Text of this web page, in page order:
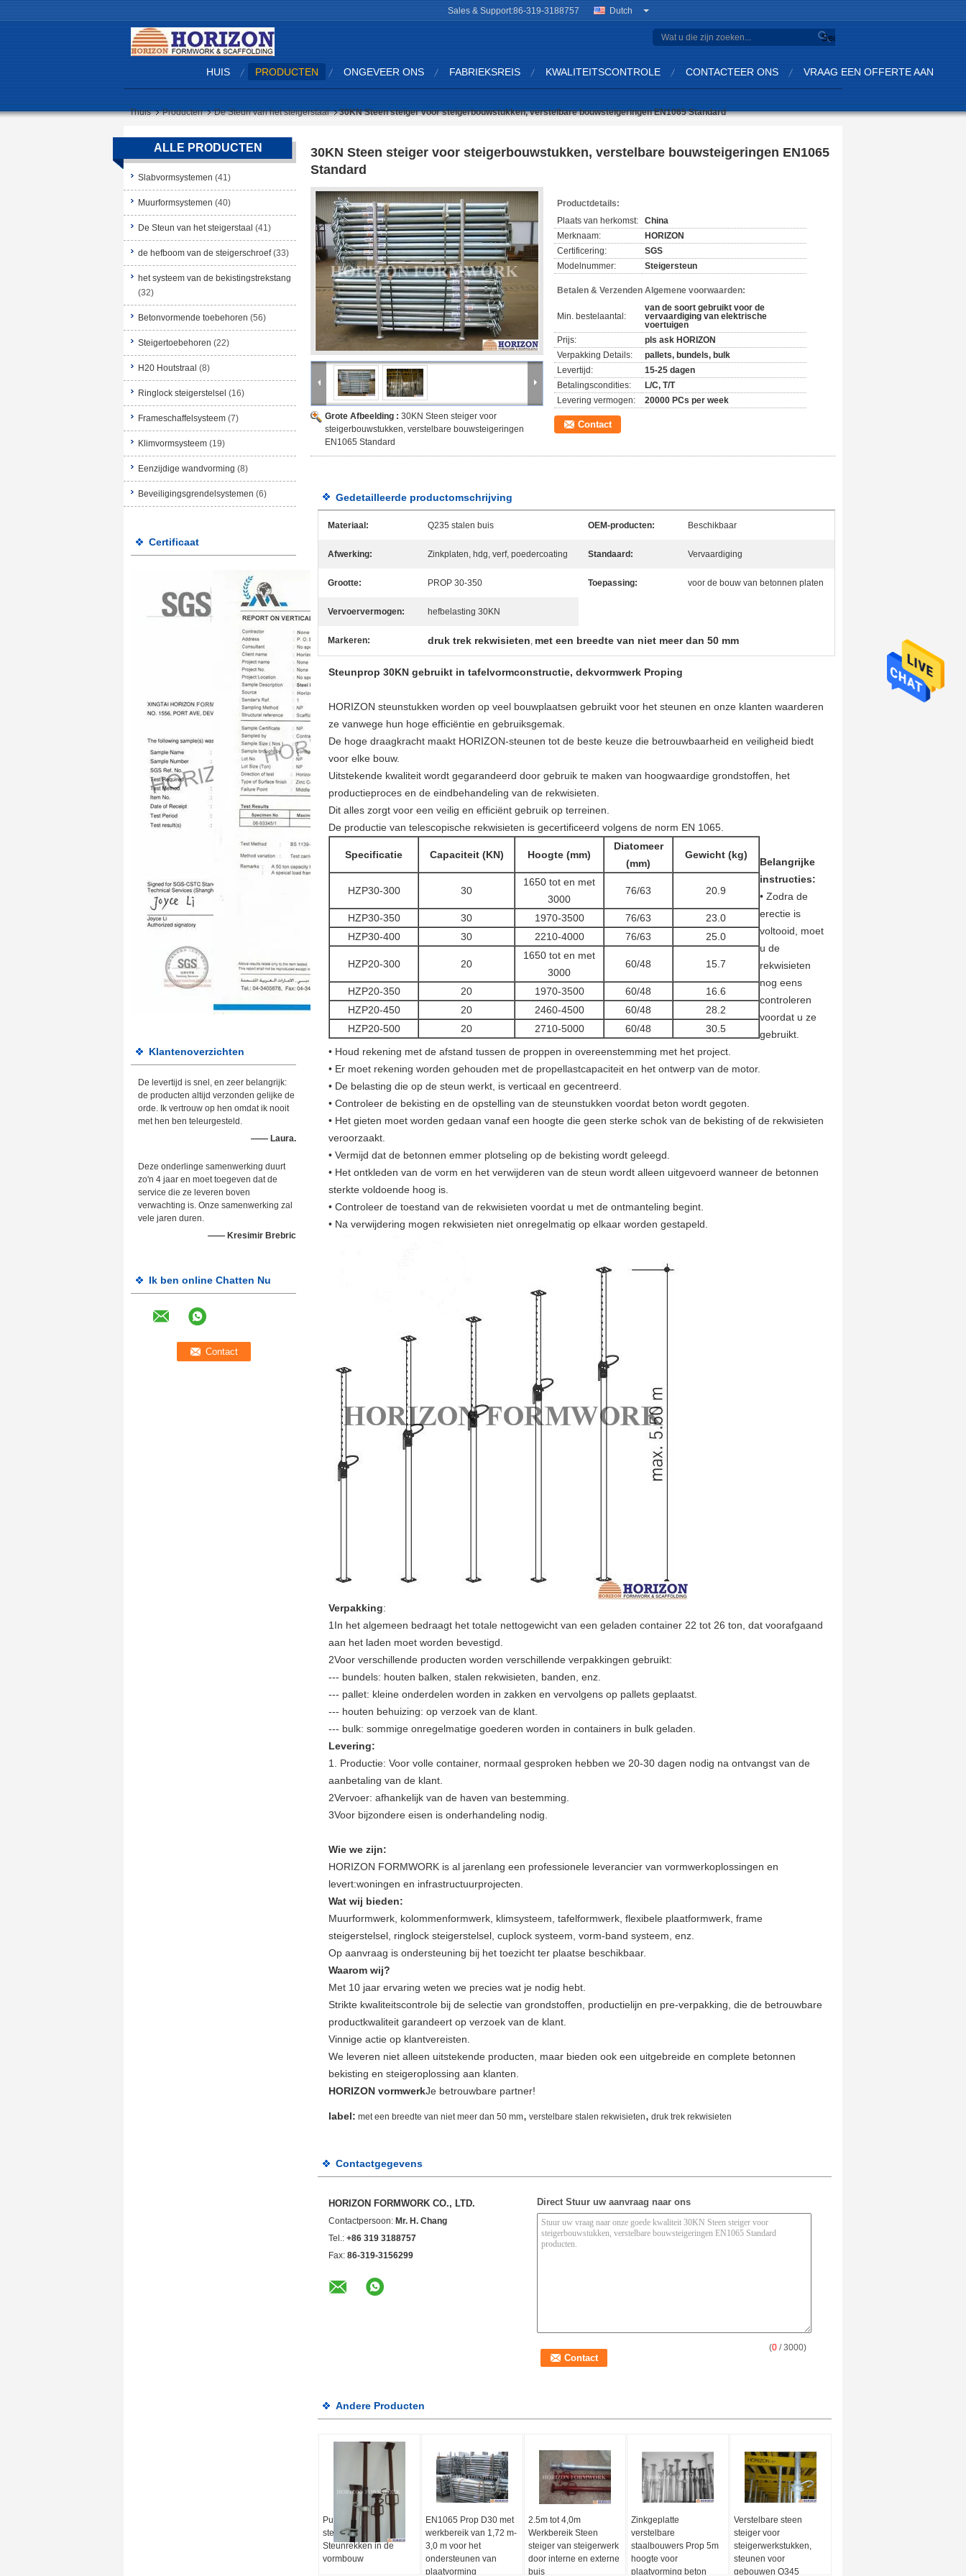
Sales & Support:86-319-3188757 Dutch
Search
HUIS PRODUCTEN ONGEVEER ONS FABRIEKSREIS KWALITEITSCONTROLE CONTACTEER ONS VRAAG EEN OFFERTE AAN
Thuis Producten De Steun van het steigerstaal 30KN Steen steiger voor steigerbouwstukken, verstelbare bouwsteigeringen EN1065 Standard
ALLE PRODUCTEN
Slabvormsystemen (41)
Muurformsystemen (40)
De Steun van het steigerstaal (41)
de hefboom van de steigerschroef (33)
het systeem van de bekistingstrekstang
(32)
Betonvormende toebehoren (56)
Steigertoebehoren (22)
H20 Houtstraal (8)
Ringlock steigerstelsel (16)
Frameschaffelsysteem (7)
Klimvormsysteem (19)
Eenzijdige wandvorming (8)
Beveiligingsgrendelsystemen (6)
Certificaat
Klantenoverzichten
De levertijd is snel, en zeer belangrijk:
de producten altijd verzonden gelijke de
orde. Ik vertrouw op hen omdat ik nooit
met hen ben teleurgesteld.
—— Laura.
Deze onderlinge samenwerking duurt
zo'n 4 jaar en moet toegeven dat de
service die ze leveren boven
verwachting is. Onze samenwerking zal
vele jaren duren.
—— Kresimir Brebric
Ik ben online Chatten Nu
30KN Steen steiger voor steigerbouwstukken, verstelbare bouwsteigeringen EN1065
Standard
Grote Afbeelding : 30KN Steen steiger voor
steigerbouwstukken, verstelbare bouwsteigeringen
EN1065 Standard
Productdetails:
Plaats van herkomst:
China
Merknaam:
HORIZON
Certificering:
SGS
Modelnummer:
Steigersteun
Betalen & Verzenden Algemene voorwaarden:
Min. bestelaantal:
van de soort gebruikt voor de
vervaardiging van elektrische
voertuigen
Prijs:
pls ask HORIZON
Verpakking Details:
pallets, bundels, bulk
Levertijd:
15-25 dagen
Betalingscondities:
L/C, T/T
Levering vermogen:
20000 PCs per week
Contact
Gedetailleerde productomschrijving
Materiaal: Q235 stalen buis OEM-producten: Beschikbaar
Afwerking: Zinkplaten, hdg, verf, poedercoating Standaard: Vervaardiging
Grootte: PROP 30-350 Toepassing: voor de bouw van betonnen platen
Vervoervermogen: hefbelasting 30KN
Markeren: druk trek rekwisieten, met een breedte van niet meer dan 50 mm
Steunprop 30KN gebruikt in tafelvormconstructie, dekvormwerk Proping
HORIZON steunstukken worden op veel bouwplaatsen gebruikt voor het steunen en onze klanten waarderen
ze vanwege hun hoge efficiëntie en gebruiksgemak.
De hoge draagkracht maakt HORIZON-steunen tot de beste keuze die betrouwbaarheid en veiligheid biedt
voor elke bouw.
Uitstekende kwaliteit wordt gegarandeerd door gebruik te maken van hoogwaardige grondstoffen, het
productieproces en de eindbehandeling van de rekwisieten.
Dit alles zorgt voor een veilig en efficiënt gebruik op terreinen.
De productie van telescopische rekwisieten is gecertificeerd volgens de norm EN 1065.
Specificatie Capaciteit (KN) Hoogte (mm)
Diatomeer
(mm)
Gewicht (kg)
HZP30-300 30
1650 tot en met
3000
76/63 20.9
HZP30-350 30 1970-3500 76/63
23.0
HZP30-400
30 2210-4000 76/63 25.0
HZP20-300 20
1650 tot en met
3000
60/48 15.7
HZP20-350 20 1970-3500 60/48
16.6
HZP20-450
20 2460-4500 60/48
28.2
HZP20-500
20 2710-5000 60/48 30.5
Belangrijke
instructies:
• Zodra de
erectie is
voltooid, moet
u de
rekwisieten
nog eens
controleren
voordat u ze
gebruikt.
• Houd rekening met de afstand tussen de proppen in overeenstemming met het project.
• Er moet rekening worden gehouden met de propellastcapaciteit en het ontwerp van de motor.
• De belasting die op de steun werkt, is verticaal en gecentreerd.
• Controleer de bekisting en de opstelling van de steunstukken voordat beton wordt gegoten.
• Het gieten moet worden gedaan vanaf een hoogte die geen sterke schok van de bekisting of de rekwisieten
veroorzaakt.
• Vermijd dat de betonnen emmer plotseling op de bekisting wordt geleegd.
• Het ontkleden van de vorm en het verwijderen van de steun wordt alleen uitgevoerd wanneer de betonnen
sterkte voldoende hoog is.
• Controleer de toestand van de rekwisieten voordat u met de ontmanteling begint.
• Na verwijdering mogen rekwisieten niet onregelmatig op elkaar worden gestapeld.
Verpakking:
1In het algemeen bedraagt het totale nettogewicht van een geladen container 22 tot 26 ton, dat voorafgaand
aan het laden moet worden bevestigd.
2Voor verschillende producten worden verschillende verpakkingen gebruikt:
--- bundels: houten balken, stalen rekwisieten, banden, enz.
--- pallet: kleine onderdelen worden in zakken en vervolgens op pallets geplaatst.
--- houten behuizing: op verzoek van de klant.
--- bulk: sommige onregelmatige goederen worden in containers in bulk geladen.
Levering:
1. Productie: Voor volle container, normaal gesproken hebben we 20-30 dagen nodig na ontvangst van de
aanbetaling van de klant.
2Vervoer: afhankelijk van de haven van bestemming.
3Voor bijzondere eisen is onderhandeling nodig.
Wie we zijn:
HORIZON FORMWORK is al jarenlang een professionele leverancier van vormwerkoplossingen en
levert:woningen en infrastructuurprojecten.
Wat wij bieden:
Muurformwerk, kolommenformwerk, klimsysteem, tafelformwerk, flexibele plaatformwerk, frame
steigerstelsel, ringlock steigerstelsel, cuplock systeem, vorm-band systeem, enz.
Op aanvraag is ondersteuning bij het toezicht ter plaatse beschikbaar.
Waarom wij?
Met 10 jaar ervaring weten we precies wat je nodig hebt.
Strikte kwaliteitscontrole bij de selectie van grondstoffen, productielijn en pre-verpakking, die de betrouwbare
productkwaliteit garandeert op verzoek van de klant.
Vinnige actie op klantvereisten.
We leveren niet alleen uitstekende producten, maar bieden ook een uitgebreide en complete betonnen
bekisting en steigeroplossing aan klanten.
HORIZON vormwerkJe betrouwbare partner!
label: met een breedte van niet meer dan 50 mm, verstelbare stalen rekwisieten, druk trek rekwisieten
Contactgegevens
HORIZON FORMWORK CO., LTD.
Contactpersoon: Mr. H. Chang
Tel.: +86 319 3188757
Fax: 86-319-3156299
Direct Stuur uw aanvraag naar ons
(0 / 3000)
Andere Producten
Push Pull Metalen
steiger EN1065
Steunrekken in de
vormbouw
EN1065 Prop D30 met
werkbereik van 1,72 m-
3,0 m voor het
ondersteunen van
plaatvorming
2.5m tot 4,0m
Werkbereik Steen
steiger van steigerwerk
door interne en externe
buis
Zinkgeplatte
verstelbare
staalbouwers Prop 5m
hoogte voor
plaatvorming beton
Verstelbare steen
steiger voor
steigerwerkstukken,
steunen voor
gebouwen Q345